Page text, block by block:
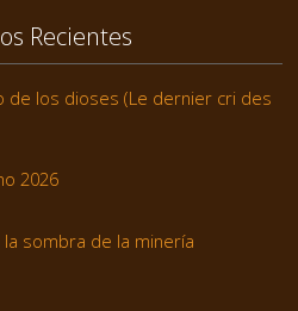
Recientes
de los dioses (Le dernier cri des
2026
la sombra de la minería